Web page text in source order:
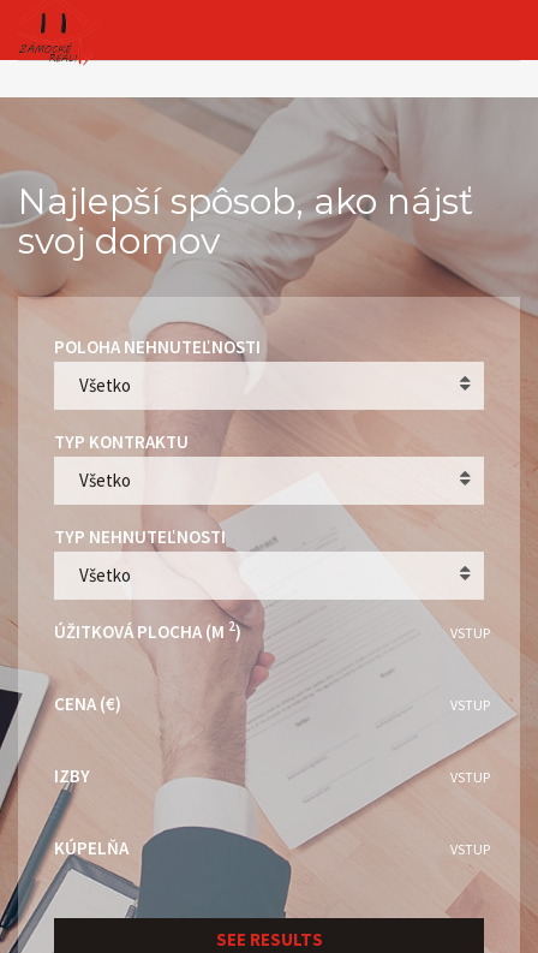
Najlepší spôsob, ako nájsť
svoj domov
POLOHA NEHNUTEĽNOSTI
Všetko
TYP KONTRAKTU
Všetko
TYP NEHNUTEĽNOSTI
Všetko
ÚŽITKOVÁ PLOCHA (M 2) VSTUP
CENA (€) VSTUP
IZBY VSTUP
KÚPELŇA VSTUP
SEE RESULTS